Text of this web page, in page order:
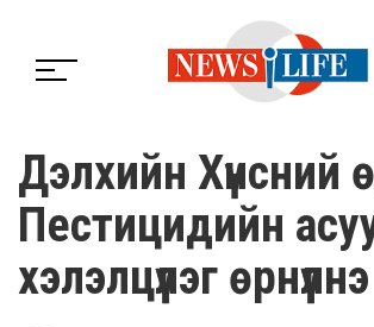
Дэлхийн Хүнсний
Пестицидийн
хэлэлцүүлэг өрнүүлнэ